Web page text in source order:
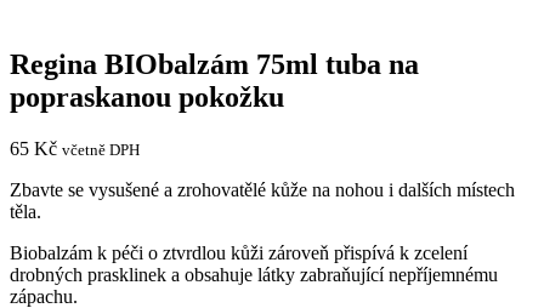
Regina BIObalzám 75ml tuba na
popraskanou pokožku
65 Kč včetně DPH
Zbavte se vysušené a zrohovatělé kůže na nohou i dalších místech
těla.
Biobalzám k péči o ztvrdlou kůži zároveň přispívá k zcelení
drobných prasklinek a obsahuje látky zabraňující nepříjemnému
zápachu.